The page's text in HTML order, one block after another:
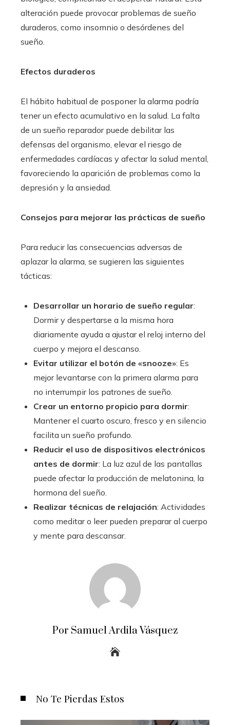
alteración puede provocar problemas de sueño
duraderos, como insomnio o desórdenes del
sueño.
Efectos duraderos
El hábito habitual de posponer la alarma podría
tener un efecto acumulativo en la salud. La falta
de un sueño reparador puede debilitar las
defensas del organismo, elevar el riesgo de
enfermedades cardíacas y afectar la salud mental,
favoreciendo la aparición de problemas como la
depresión y la ansiedad.
Consejos para mejorar las prácticas de sueño
Para reducir las consecuencias adversas de
aplazar la alarma, se sugieren las siguientes
tácticas:
Desarrollar un horario de sueño regular:
Dormir y despertarse a la misma hora
diariamente ayuda a ajustar el reloj interno del
cuerpo y mejora el descanso.
Evitar utilizar el botón de «snooze»: Es
mejor levantarse con la primera alarma para
no interrumpir los patrones de sueño.
Crear un entorno propicio para dormir:
Mantener el cuarto oscuro, fresco y en silencio
facilita un sueño profundo.
Reducir el uso de dispositivos electrónicos
antes de dormir: La luz azul de las pantallas
puede afectar la producción de melatonina, la
hormona del sueño.
Realizar técnicas de relajación: Actividades
como meditar o leer pueden preparar al cuerpo
y mente para descansar.
Por Samuel Ardila Vásquez
No Te Pierdas Estos